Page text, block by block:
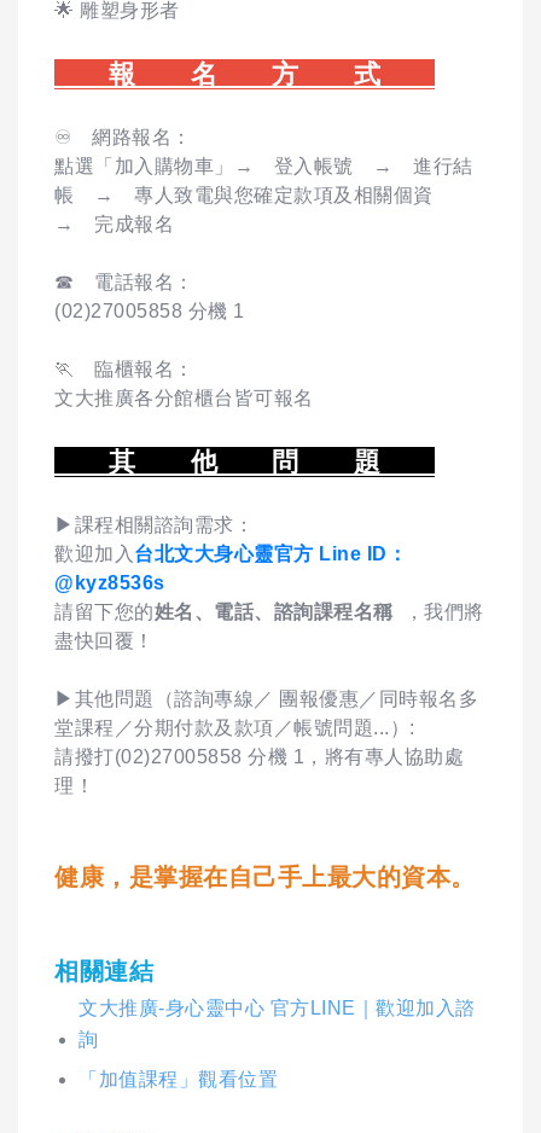
🌟 雕塑身形者
報 名 方 式
♾️ 網路報名：
點選「加入購物車」→ 登入帳號 → 進行結
帳 → 專人致電與您確定款項及相關個資
→ 完成報名
☎ 電話報名：
(02)27005858 分機 1
🏃 臨櫃報名：
文大推廣各分館櫃台皆可報名
其 他 問 題
▶課程相關諮詢需求：
歡迎加入 台北文大身心靈官方 Line ID：
@kyz8536s
請留下您的姓名、電話、諮詢課程名稱
，我們將
盡快回覆！
▶其他問題（諮詢專線／ 團報優惠／同時報名多
堂課程／分期付款及款項／帳號問題...）:
請撥打(02)27005858 分機 1，將有專人協助處
理！
健康，是掌握在自己手上最大的資本。
相關連結
文大推廣-身心靈中心 官方LINE｜歡迎加入諮
詢
「加值課程」觀看位置